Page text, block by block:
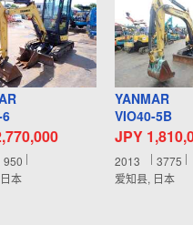
950
本
YANMAR
VIO40-5B
JPY
2013
3775
爱知县, 日本